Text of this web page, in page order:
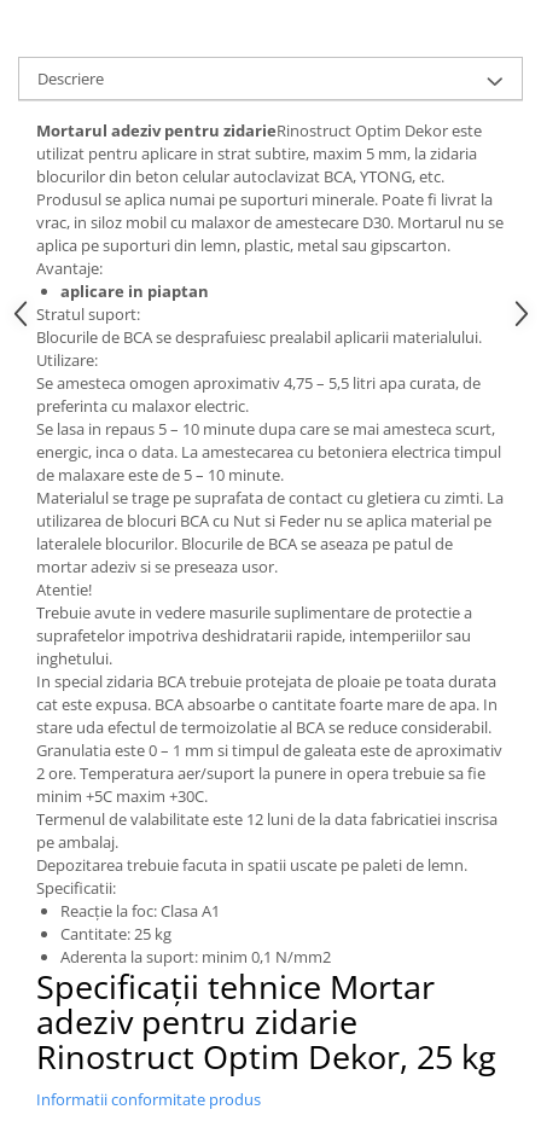
Jardiniere
Mobilier modular
Pas Japonez
Pervaz geam piatra compozita
Placi ceramice de exterior
Produse auxiliare
Rigole
Trepte
Gresie si faianta
Faianta
Gresie
Piatra decorativa
Accesorii distribuitoare
Acoperis
Accesorii tigla/tabla
Tabla cutata
Tigla ceramica
Tigla metalica
Amenajari interioare
BCA
Boltari din beton
Caramida
Caramida aparenta
Caramida Porotherm
Cărămidă Brikston
Cărămidă Cemacon
Electrocasnice
Elemente pentru gradina
Fier Beton
Pavele si borduri din piatra Andezit
Albini
Descriere
Mortarul adeziv pentru zidarieRinostruct Optim Dekor este
utilizat pentru aplicare in strat subtire, maxim 5 mm, la zidaria
blocurilor din beton celular autoclavizat BCA, YTONG, etc.
Produsul se aplica numai pe suporturi minerale. Poate fi livrat la
vrac, in siloz mobil cu malaxor de amestecare D30. Mortarul nu se
aplica pe suporturi din lemn, plastic, metal sau gipscarton.
Avantaje:
aplicare in piaptan
Stratul suport:
Blocurile de BCA se desprafuiesc prealabil aplicarii materialului.
Utilizare:
Se amesteca omogen aproximativ 4,75 – 5,5 litri apa curata, de
preferinta cu malaxor electric.
Se lasa in repaus 5 – 10 minute dupa care se mai amesteca scurt,
energic, inca o data. La amestecarea cu betoniera electrica timpul
de malaxare este de 5 – 10 minute.
Materialul se trage pe suprafata de contact cu gletiera cu zimti. La
utilizarea de blocuri BCA cu Nut si Feder nu se aplica material pe
lateralele blocurilor. Blocurile de BCA se aseaza pe patul de
mortar adeziv si se preseaza usor.
Atentie!
Trebuie avute in vedere masurile suplimentare de protectie a
suprafetelor impotriva deshidratarii rapide, intemperiilor sau
inghetului.
In special zidaria BCA trebuie protejata de ploaie pe toata durata
cat este expusa. BCA absoarbe o cantitate foarte mare de apa. In
stare uda efectul de termoizolatie al BCA se reduce considerabil.
Granulatia este 0 – 1 mm si timpul de galeata este de aproximativ
2 ore. Temperatura aer/suport la punere in opera trebuie sa fie
minim +5C maxim +30C.
Termenul de valabilitate este 12 luni de la data fabricatiei inscrisa
pe ambalaj.
Depozitarea trebuie facuta in spatii uscate pe paleti de lemn.
Specificatii:
Reacție la foc: Clasa A1
Cantitate: 25 kg
Aderenta la suport: minim 0,1 N/mm2
Specificații tehnice Mortar
adeziv pentru zidarie
Rinostruct Optim Dekor, 25 kg
Informatii conformitate produs